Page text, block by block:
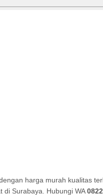
harga murah kualitas
di Surabaya. Hubungi WA